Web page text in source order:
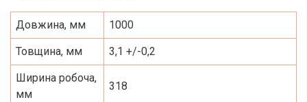
Довжина, мм 1000
Товщина, мм 3,1 +/-0,2
Ширина робоча,
мм
318